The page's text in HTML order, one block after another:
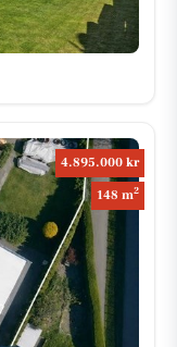
4.895.000 kr
148 m2